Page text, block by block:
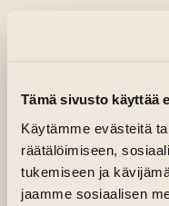
Tämä sivusto käyttää
Käytämme evästeitä
räätälöimiseen,
tukemiseen ja
jaamme sosiaalisen
CIZE,
Taideseinä
Taideseinän uusi
CIZE, 2024